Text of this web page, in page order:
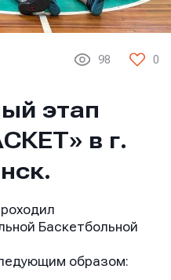
98 0
этап
в г.
Баскетбольной
образом: